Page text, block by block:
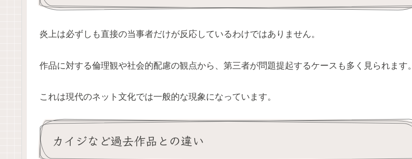
炎上は必ずしも直接の当事者だけが反応しているわけではありません。
作品に対する倫理観や社会的配慮の観点から、第三者が問題提起するケースも多く見られます。
これは現代のネット文化では一般的な現象になっています。
カイジなど過去作品との違い